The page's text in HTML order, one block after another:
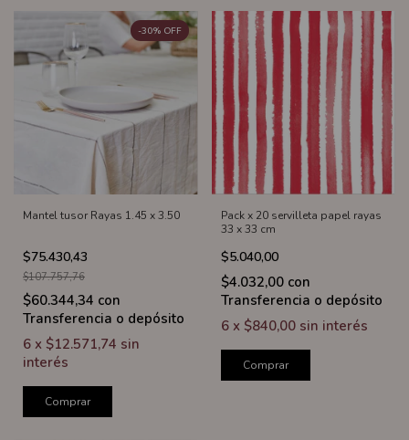
Mantel tusor Rayas 1.45 x 3.50
$75.430,43
-30% OFF
$107.757,76
$60.344,34 con
Transferencia o depósito
6 x $12.571,74 sin
interés
Comprar
Pack x 20 servilleta papel rayas
33 x 33 cm
$5.040,00
$4.032,00 con
Transferencia o depósito
6 x $840,00 sin interés
Comprar